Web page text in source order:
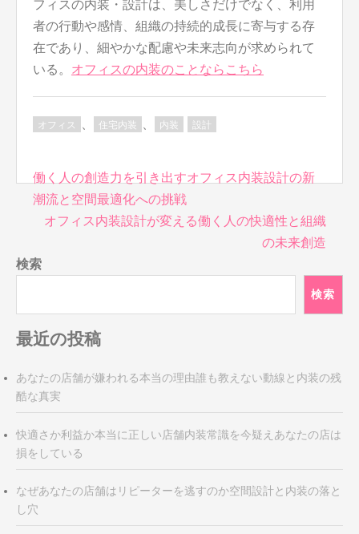
フィスの内装・設計は、美しさだけでなく、利用
者の行動や感情、組織の持続的成長に寄与する存
在であり、細やかな配慮や未来志向が求められて
いる。 オフィスの内装のことならこちら
オフィス 住宅内装 内装 設計
投
稿
ナ
ゲ
ー
ョ
ン
働く人の創造力を引き出すオフィス内装設計の新
潮流と空間最適化への挑戦
オフィス内装設計が変える働く人の快適性と組織
の未来創造
検索
検索
最近の投稿
あなたの店舗が嫌われる本当の理由誰も教えない動線と内装の残
酷な真実
快適さか利益か本当に正しい店舗内装常識を今疑えあなたの店は
損をしている
なぜあなたの店舗はリピーターを逃すのか空間設計と内装の落と
し穴